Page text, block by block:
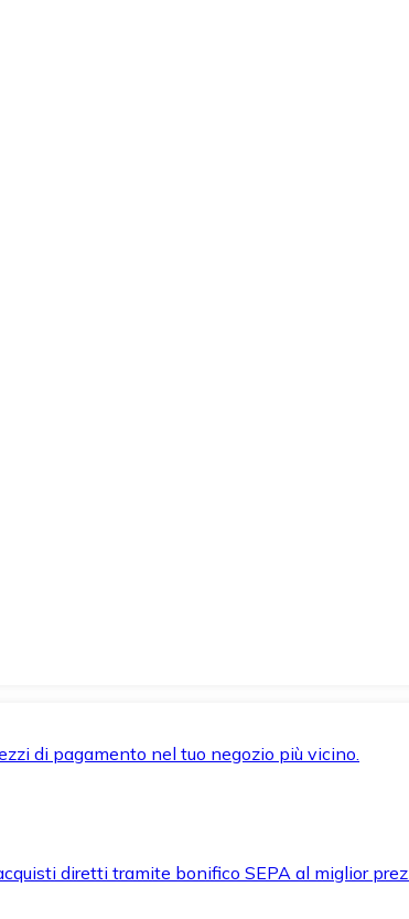
di pagamento nel tuo negozio più vicino.
diretti tramite bonifico SEPA al miglior